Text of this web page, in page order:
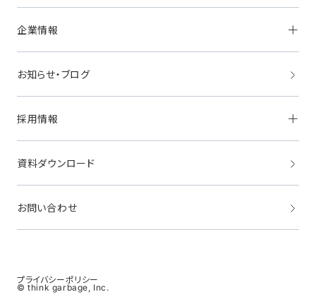
ビジネスマーケティング
サステナブルマーケティング「ASO＆Co.」
海外展開支援
クロスボーダー・
「GlobalMe」
Instagram
Google
note
YouTube
Tripadvisor
広告運用
グラフィックデザイン
企業情報
経営理念・ビジョン
アクセス
お知らせ・ブログ
採用情報
採用情報
資料ダウンロード
お問い合わせ
プライバシーポリシー
© think garbage, Inc.